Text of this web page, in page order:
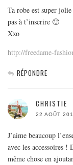
Ta robe est super
pas à t’inscrire 🙂
Xxo
http://freedame-
RÉPONDRE
CHRISTIE
22 AOÛT
J’aime beaucoup
avec les accessoires
même chose en